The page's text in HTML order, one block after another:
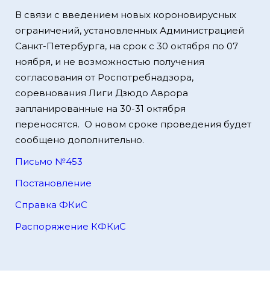
В связи с введением новых короновирусных
ограничений, установленных Администрацией
Санкт-Петербурга, на срок с 30 октября по 07
ноября, и не возможностью получения
согласования от Роспотребнадзора,
соревнования Лиги Дзюдо Аврора
запланированные на 30-31 октября
переносятся. О новом сроке проведения будет
сообщено дополнительно.
Письмо №453
Постановление
Справка ФКиС
Распоряжение КФКиС